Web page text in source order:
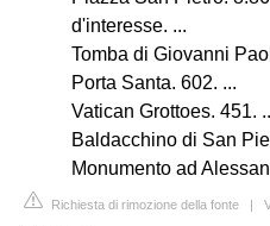
d'interesse. ...
Tomba di Giovanni
Porta Santa. 602. ...
Vatican Grottoes. 451.
Baldacchino di San
Monumento ad
Richiesta di rimozione della fonte |